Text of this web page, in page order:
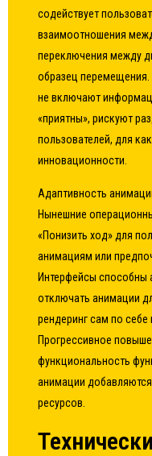
содействует
взаимоотношения
переключения между
образец
не включают
«приятны», рискуют
пользователей, для
инновационности.
Адаптивность
Нынешние
«Понизить ход» для
анимациям или
Интерфейсы способны
отключать анимации
рендеринг сам по себе
Прогрессивное
функциональность
анимации
ресурсов.